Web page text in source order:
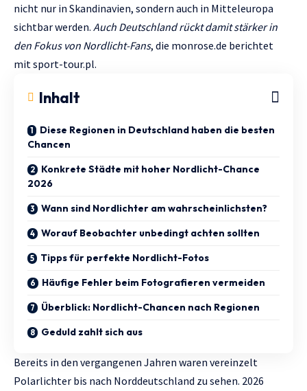
nicht nur in Skandinavien, sondern auch in Mitteleuropa
sichtbar werden. Auch Deutschland rückt damit stärker in
den Fokus von Nordlicht-Fans, die monrose.de berichtet
mit sport-tour.pl.
Inhalt
Diese Regionen in Deutschland haben die besten
Chancen
Konkrete Städte mit hoher Nordlicht-Chance
2026
Wann sind Nordlichter am wahrscheinlichsten?
Worauf Beobachter unbedingt achten sollten
Tipps für perfekte Nordlicht-Fotos
Häufige Fehler beim Fotografieren vermeiden
Überblick: Nordlicht-Chancen nach Regionen
Geduld zahlt sich aus
Bereits in den vergangenen Jahren waren vereinzelt
Polarlichter bis nach Norddeutschland zu sehen. 2026